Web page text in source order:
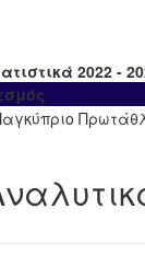
2022 -